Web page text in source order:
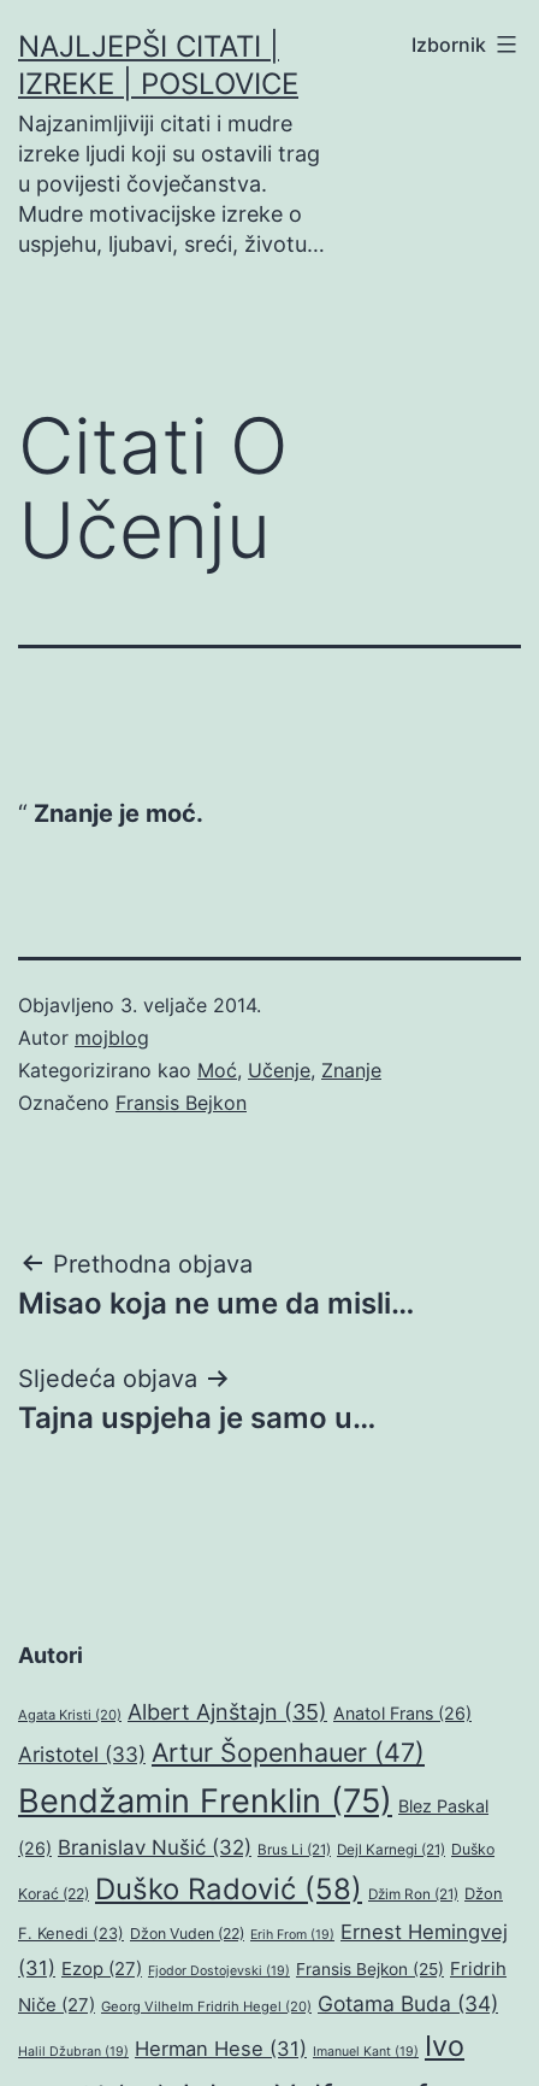
na
sadržaj
NAJLJEPŠI CITATI |
IZREKE | POSLOVICE
Najzanimljiviji citati i mudre
izreke ljudi koji su ostavili trag
u povijesti čovječanstva.
Mudre motivacijske izreke o
uspjehu, ljubavi, sreći, životu…
Izbornik
Citati O
Učenju
Znanje je moć.
Objavljeno 3. veljače 2014.
Autor mojblog
Kategorizirano kao Moć, Učenje, Znanje
Označeno Fransis Bejkon
Navigacija
objava
Prethodna objava
Misao koja ne ume da misli…
Sljedeća objava
Tajna uspjeha je samo u…
Autori
Agata Kristi (20) Albert Ajnštajn (35) Anatol Frans (26)
Aristotel (33) Artur Šopenhauer (47)
Bendžamin Frenklin (75) Blez Paskal
(26) Branislav Nušić (32) Brus Li (21) Dejl Karnegi (21) Duško
Korać (22) Duško Radović (58) Džim Ron (21) Džon
F. Kenedi (23) Džon Vuden (22) Erih From (19) Ernest Hemingvej
(31) Ezop (27) Fjodor Dostojevski (19) Fransis Bejkon (25) Fridrih
Niče (27) Georg Vilhelm Fridrih Hegel (20) Gotama Buda (34)
Halil Džubran (19) Herman Hese (31) Imanuel Kant (19)
Ivo